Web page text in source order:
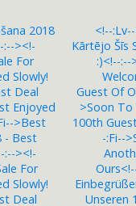
2018
><!-
For
Slowly!
Deal
Enjoyed
>Best
- Best
:--><!-
For
Slowly!
Deal
<!--
Kārtējo Šīs
:)<!--
Guest Of
>Soon
100th
-:fi--
Unseren